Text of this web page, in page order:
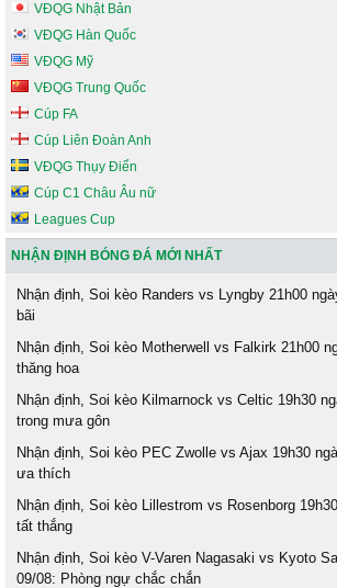
VĐQG Nhật Bản
VĐQG Hàn Quốc
VĐQG Mỹ
VĐQG Trung Quốc
Cúp FA
Cúp Liên Đoàn Anh
VĐQG Thụy Điển
Cúp C1 Châu Âu nữ
Leagues Cup
NHẬN ĐỊNH BÓNG ĐÁ MỚI NHẤT
Nhận định, Soi kèo Randers vs Lyngby 21h00
bãi
Nhận định, Soi kèo Motherwell vs Falkirk 21h00
thăng hoa
Nhận định, Soi kèo Kilmarnock vs Celtic 19h30
trong mưa gôn
Nhận định, Soi kèo PEC Zwolle vs Ajax 19h30
ưa thích
Nhận định, Soi kèo Lillestrom vs Rosenborg
tất thắng
Nhận định, Soi kèo V-Varen Nagasaki vs Kyoto
09/08: Phòng ngự chắc chắn